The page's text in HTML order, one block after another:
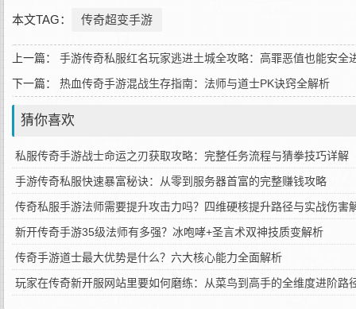
本文TAG： 传奇超变手游
上一篇： 手游传奇私服红名玩家逃进土城全攻略：高罪恶值也能安全
下一篇： 热血传奇手游混战生存指南：法师与道士PK诀窍全解析
猜你喜欢
私服传奇手游战士命运之刃获取攻略：完整任务流程与猜拳技巧详解
手游传奇私服快速暴富秘诀：从零到服务器首富的完整赚钱攻略
传奇私服手游法师需要提升攻击力吗？四维硬核提升路径与实战伤害
新开传奇手游35级法师有多强？冰咆哮+圣言术双神技质变解析
传奇手游道士最大优势是什么？六大核心能力全面解析
玩家在传奇新开服网站里要如何磨练：从菜鸟到高手的全维度进阶路